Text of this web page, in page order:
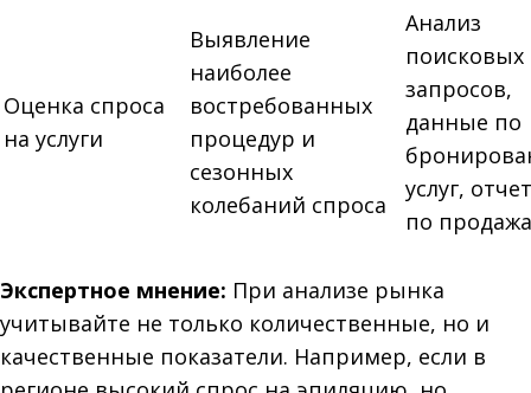
Оценка спроса
на услуги
Выявление
наиболее
востребованных
процедур и
сезонных
колебаний спроса
Анализ
поисковых
запросов,
данные по
услуг,
по
Экспертное мнение: При анализе рынка
учитывайте не только количественные, но и
качественные показатели. Например, если в